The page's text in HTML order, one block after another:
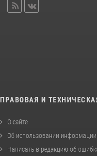
ПРАВОВАЯ И
О сайте
Об использовании информации
Написать в редакцию об